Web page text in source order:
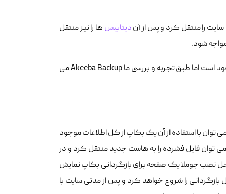
دیتابیس ها را نیز منتقل
شود.
ها و اکستنشن های زیادی موجود است اما طبق تجربه و بررسی ما Akeeba Backup می
با استفاده از آن یک بکاپ از کل اطلاعات موجود
توان فایل فشرده را به هاست جدید منتقل کرد و در
نصب جوملا یک صفحه برای بازگردانی بکاپ نمایش
را شروع خواهد کرد و پس از مدتی سایت با